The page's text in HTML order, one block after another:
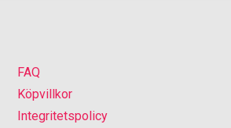
FAQ
Köpvillkor
Integritetspolicy